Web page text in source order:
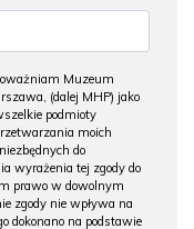
Muzeum
(dalej MHP) jako
podmioty
moich
do
wyrażenia tej zgody do
prawo w dowolnym
zgody nie wpływa na
dokonano na podstawie